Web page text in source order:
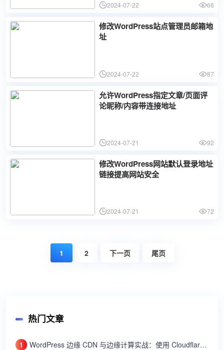
2024-07-22 66
修改WordPress站点管理员邮箱地
址
2024-07-22 87
允许WordPress指定文章/页面评
论昵称/内容带连接地址
2024-07-21 92
修改WordPress网站默认登录地址
链接提高网站安全
2024-07-21 72
1 2 下一页 尾页
热门文章
1 WordPress 边缘 CDN 与边缘计算实战：使用 Cloudflare Workers 加速动态内容与全球分发